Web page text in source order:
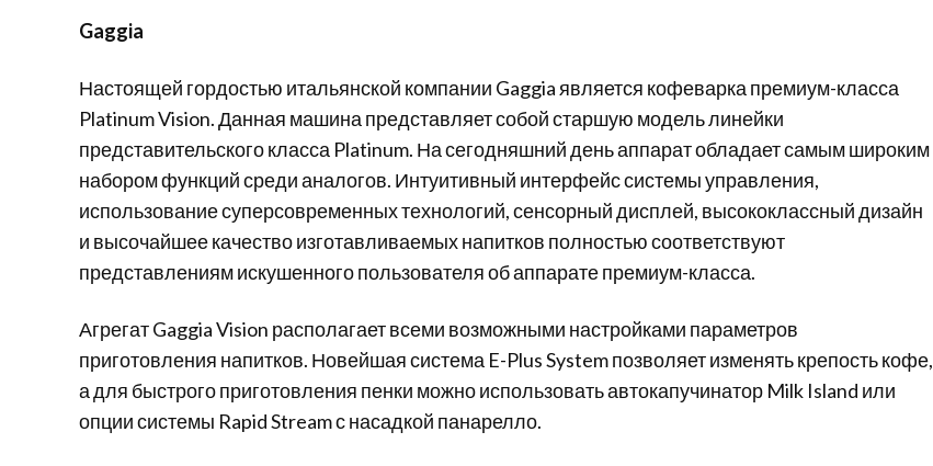
Gaggia
Настоящей гордостью итальянской компании Gaggia является кофеваркапремиум-класса
Platinum Vision.Данная машинапредставляетсобойстаршую модельлинейки
представительскогокласса Platinum. Насегодняшнийденьаппаратобладаетсамымшироким
наборомфункцийсредианалогов. Интуитивный интерфейссистемыуправления,
использованиесуперсовременныхтехнологий,сенсорныйдисплей, высококлассныйдизайн
и высочайшеекачествоизготавливаемыхнапитков полностьюсоответствуют
представлениямискушенногопользователяобаппаратепремиум-класса.
АгрегатGaggiaVision располагает всеми возможными настройками параметров
приготовления напитков. Новейшая система E-Plus Systemпозволяетизменять крепость кофе,
а для быстрого приготовления пенки можно использовать автокапучинатор Milk Island или
опциисистемы Rapid Stream с насадкой панарелло.